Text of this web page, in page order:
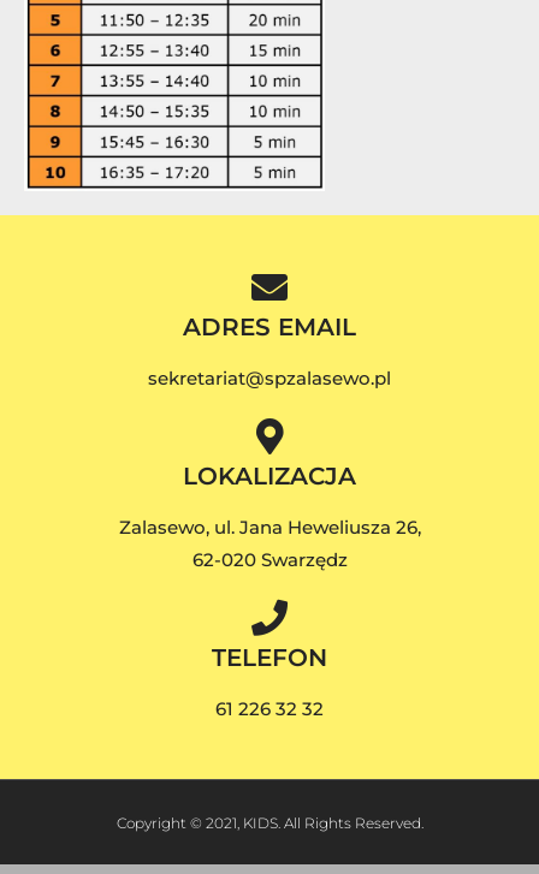
ADRES EMAIL
sekretariat@spzalasewo.pl
LOKALIZACJA
Zalasewo, ul. Jana Heweliusza 26,
62-020 Swarzędz
TELEFON
61 226 32 32
Copyright © 2021, KIDS. All Rights Reserved.